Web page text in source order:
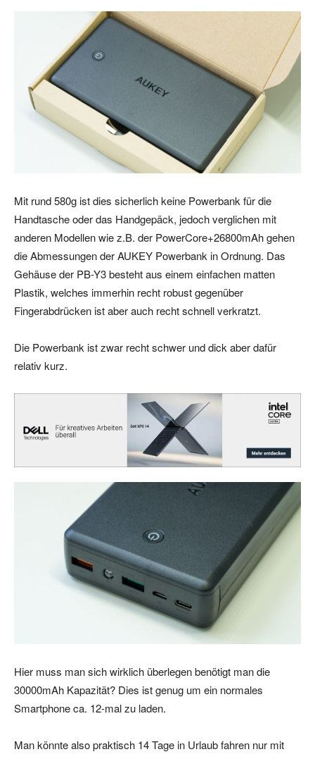
Mit rund 580g ist dies sicherlich keine Powerbank für die
Handtasche oder das Handgepäck, jedoch verglichen mit
anderen Modellen wie z.B. der PowerCore+26800mAh gehen
die Abmessungen der AUKEY Powerbank in Ordnung. Das
Gehäuse der PB-Y3 besteht aus einem einfachen matten
Plastik, welches immerhin recht robust gegenüber
Fingerabdrücken ist aber auch recht schnell verkratzt.
Die Powerbank ist zwar recht schwer und dick aber dafür
relativ kurz.
Hier muss man sich wirklich überlegen benötigt man die
30000mAh Kapazität? Dies ist genug um ein normales
Smartphone ca. 12-mal zu laden.
Man könnte also praktisch 14 Tage in Urlaub fahren nur mit